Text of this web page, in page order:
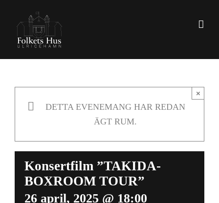
innehållet
DETTA EVENEMANG HAR REDAN
ÄGT RUM.
×
Konsertfilm ”TAKIDA-
BOXROOM TOUR”
26 april, 2025 @ 18:00